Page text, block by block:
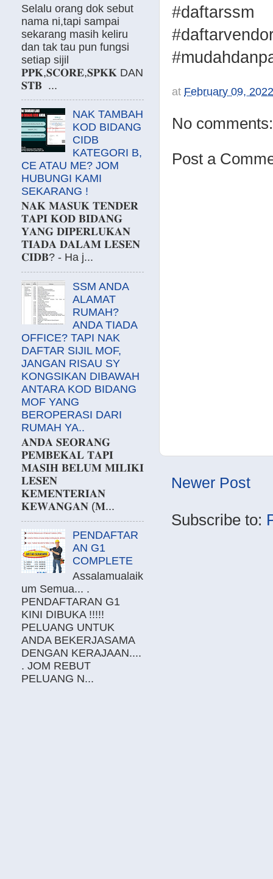
#daftarssm
at February 09, 2022
No comments:
Post a
Newer Post
Subscribe to:
Selalu orang dok sebut
nama ni,tapi sampai
sekarang masih keliru
dan tak tau pun fungsi
setiap sijil
𝐏𝐏𝐊,𝐒𝐂𝐎𝐑𝐄,𝐒𝐏𝐊𝐊 DAN
𝐒𝐓𝐁 ...
NAK TAMBAH
KOD BIDANG
CIDB
KATEGORI B,
CE ATAU ME? JOM
HUBUNGI KAMI
SEKARANG !
𝐍𝐀𝐊 𝐌𝐀𝐒𝐔𝐊 𝐓𝐄𝐍𝐃𝐄𝐑
𝐓𝐀𝐏𝐈 𝐊𝐎𝐃 𝐁𝐈𝐃𝐀𝐍𝐆
𝐘𝐀𝐍𝐆 𝐃𝐈𝐏𝐄𝐑𝐋𝐔𝐊𝐀𝐍
𝐓𝐈𝐀𝐃𝐀 𝐃𝐀𝐋𝐀𝐌 𝐋𝐄𝐒𝐄𝐍
𝐂𝐈𝐃𝐁? - Ha j...
SSM ANDA
ALAMAT
RUMAH?
ANDA TIADA
OFFICE? TAPI NAK
DAFTAR SIJIL MOF,
JANGAN RISAU SY
KONGSIKAN DIBAWAH
ANTARA KOD BIDANG
MOF YANG
BEROPERASI DARI
RUMAH YA..
𝐀𝐍𝐃𝐀 𝐒𝐄𝐎𝐑𝐀𝐍𝐆
𝐏𝐄𝐌𝐁𝐄𝐊𝐀𝐋 𝐓𝐀𝐏𝐈
𝐌𝐀𝐒𝐈𝐇 𝐁𝐄𝐋𝐔𝐌 𝐌𝐈𝐋𝐈𝐊𝐈
𝐋𝐄𝐒𝐄𝐍
𝐊𝐄𝐌𝐄𝐍𝐓𝐄𝐑𝐈𝐀𝐍
𝐊𝐄𝐖𝐀𝐍𝐆𝐀𝐍 (𝐌...
PENDAFTAR
AN G1
COMPLETE
Assalamualaik
um Semua... .
PENDAFTARAN G1
KINI DIBUKA !!!!!
PELUANG UNTUK
ANDA BEKERJASAMA
DENGAN KERAJAAN....
. JOM REBUT
PELUANG N...